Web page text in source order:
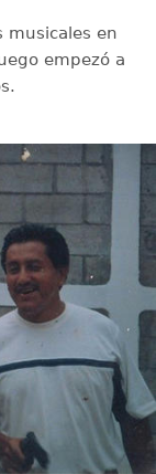
musicales en
empezó a